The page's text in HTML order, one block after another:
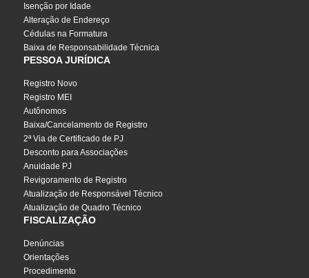
Isenção por Idade
Alteração de Endereço
Cédulas na Formatura
Baixa de Responsabilidade Técnica
PESSOA JURÍDICA
Registro Novo
Registro MEI
Autônomos
Baixa/Cancelamento de Registro
2ª Via de Certificado de PJ
Desconto para Associações
Anuidade PJ
Revigoramento de Registro
Atualização de Responsável Técnico
Atualização de Quadro Técnico
FISCALIZAÇÃO
Denúncias
Orientações
Procedimento